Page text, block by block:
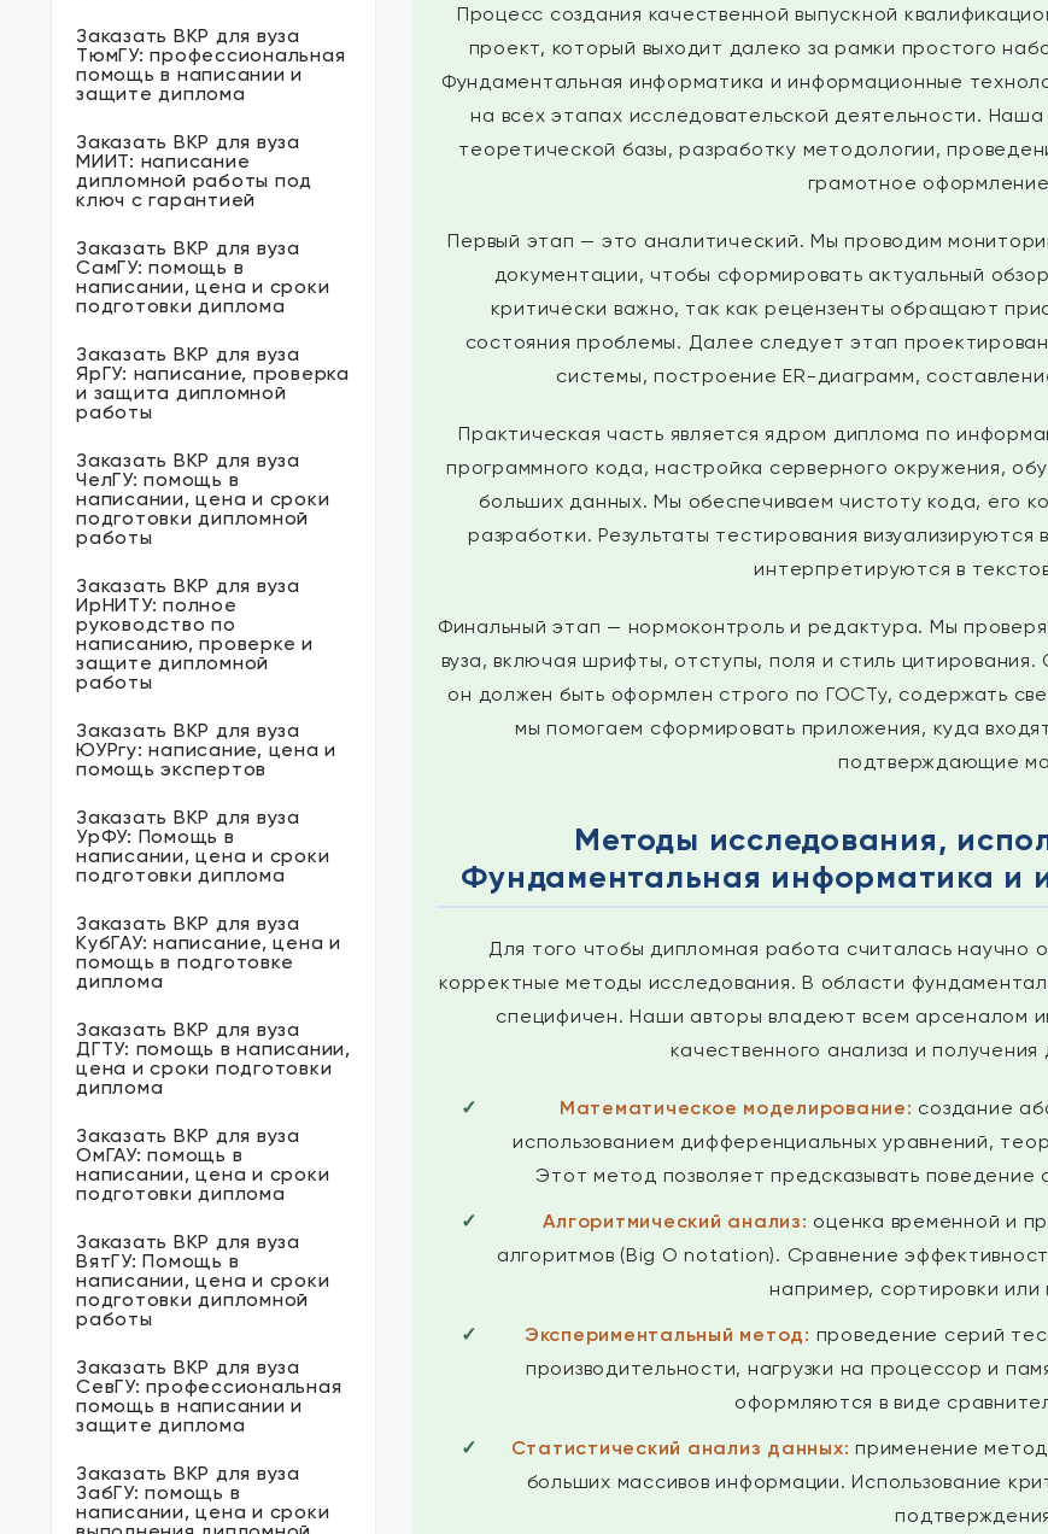
Заказать ВКР для вуза
ТюмГУ: профессиональная
помощь в написании и
защите диплома
Заказать ВКР для вуза
МИИТ: написание
дипломной работы под
ключ с гарантией
Заказать ВКР для вуза
СамГУ: помощь в
написании, цена и сроки
подготовки диплома
Заказать ВКР для вуза
ЯрГУ: написание, проверка
и защита дипломной
работы
Заказать ВКР для вуза
ЧелГУ: помощь в
написании, цена и сроки
подготовки дипломной
работы
Заказать ВКР для вуза
ИрНИТУ: полное
руководство по
написанию, проверке и
защите дипломной
работы
Заказать ВКР для вуза
ЮУРгу: написание, цена и
помощь экспертов
Заказать ВКР для вуза
УрФУ: Помощь в
написании, цена и сроки
подготовки диплома
Заказать ВКР для вуза
КубГАУ: написание, цена и
помощь в подготовке
диплома
Заказать ВКР для вуза
ДГТУ: помощь в написании,
цена и сроки подготовки
диплома
Заказать ВКР для вуза
ОмГАУ: помощь в
написании, цена и сроки
подготовки диплома
Заказать ВКР для вуза
ВятГУ: Помощь в
написании, цена и сроки
подготовки дипломной
работы
Заказать ВКР для вуза
СевГУ: профессиональная
помощь в написании и
защите диплома
Заказать ВКР для вуза
ЗабГУ: помощь в
написании, цена и сроки
Процесс создания качественной выпускной
проект, который выходит далеко за рамки простого
Фундаментальная информатика и информационные
на всех этапах исследовательской деятельности.
теоретической базы, разработку методологии,
грамотное
Первый этап — это аналитический. Мы проводим
документации, чтобы сформировать актуальный
критически важно, так как рецензенты обращают
состояния проблемы. Далее следует этап
системы, построение ER-диаграмм,
Практическая часть является ядром диплома по
программного кода, настройка серверного окружения,
больших данных. Мы обеспечиваем чистоту кода, его
разработки. Результаты тестирования
интерпретируются в
Финальный этап — нормоконтроль и редактура. Мы
вуза, включая шрифты, отступы, поля и стиль
он должен быть оформлен строго по ГОСТу, содержать
мы помогаем сформировать приложения, куда
подтверждающие
Методы исследования,
Фундаментальная информатика и
Для того чтобы дипломная работа считалась научно
корректные методы исследования. В области
специфичен. Наши авторы владеют всем арсеналом
качественного анализа и получения
Математическое моделирование: создание
использованием дифференциальных уравнений,
Этот метод позволяет предсказывать
Алгоритмический анализ: оценка временной и
алгоритмов (Big O notation). Сравнение
например, сортировки или
Экспериментальный метод: проведение серий
производительности, нагрузки на процессор и
оформляются в виде
Статистический анализ данных: применение
больших массивов информации. Использование